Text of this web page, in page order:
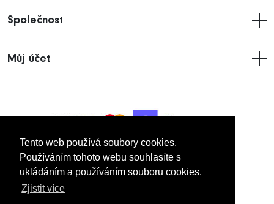
Tento web používá soubory cookies.
Používáním tohoto webu souhlasíte s
ukládáním a používáním souboru cookies.
Zjistit více
Společnost
Můj účet
© 2005